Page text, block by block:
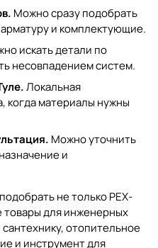
Можно сразу подобрать
и комплектующие.
искать детали по
несовпадением систем.
Локальная
когда материалы нужны
Можно уточнить
и
не толькоPEX-
товары для инженерных
сантехнику,отопительное
и инструмент для